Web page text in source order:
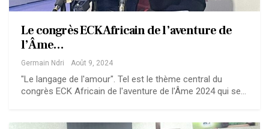
Le congrès ECK Africain de l’aventure de
l’Âme…
Germain Ndri Août 9, 2024
"Le langage de l'amour". Tel est le thème central du
congrès ECK Africain de l'aventure de l'Âme 2024 qui se…